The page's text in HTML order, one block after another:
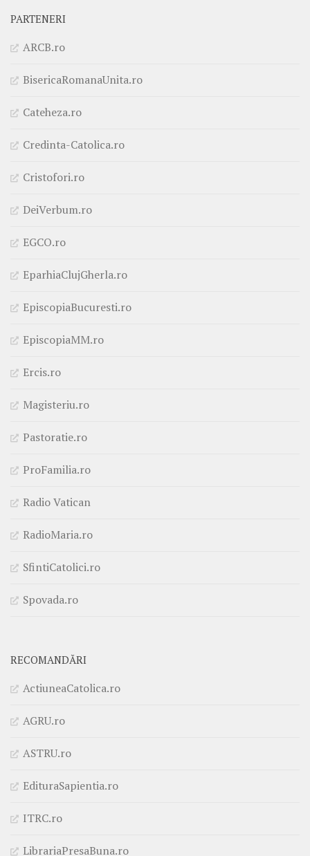
PARTENERI
ARCB.ro
BisericaRomanaUnita.ro
Cateheza.ro
Credinta-Catolica.ro
Cristofori.ro
DeiVerbum.ro
EGCO.ro
EparhiaClujGherla.ro
EpiscopiaBucuresti.ro
EpiscopiaMM.ro
Ercis.ro
Magisteriu.ro
Pastoratie.ro
ProFamilia.ro
Radio Vatican
RadioMaria.ro
SfintiCatolici.ro
Spovada.ro
RECOMANDĂRI
ActiuneaCatolica.ro
AGRU.ro
ASTRU.ro
EdituraSapientia.ro
ITRC.ro
LibrariaPresaBuna.ro